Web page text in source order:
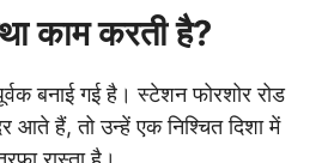
काम करती है?
बनाई गई है। स्टेशन फोरशोर रोड
हैं, तो उन्हें एक निश्चित दिशा में